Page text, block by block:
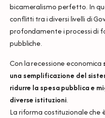
bicameralismo perfetto. In
conflitti tra i diversi livelli di
profondamente i processi di
pubbliche.
Con la recessione economica
una semplificazione del
ridurre la spesa pubblica e
diverse istituzioni.
La riforma costituzionale